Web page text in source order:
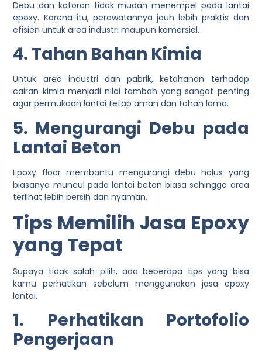
Debu dan kotoran tidak mudah menempel pada lantai
epoxy. Karena itu, perawatannya jauh lebih praktis dan
efisien untuk area industri maupun komersial.
4. Tahan Bahan Kimia
Untuk area industri dan pabrik, ketahanan terhadap
cairan kimia menjadi nilai tambah yang sangat penting
agar permukaan lantai tetap aman dan tahan lama.
5. Mengurangi Debu pada
Lantai Beton
Epoxy floor membantu mengurangi debu halus yang
biasanya muncul pada lantai beton biasa sehingga area
terlihat lebih bersih dan nyaman.
Tips Memilih Jasa Epoxy
yang Tepat
Supaya tidak salah pilih, ada beberapa tips yang bisa
kamu perhatikan sebelum menggunakan jasa epoxy
lantai.
1. Perhatikan Portofolio
Pengerjaan